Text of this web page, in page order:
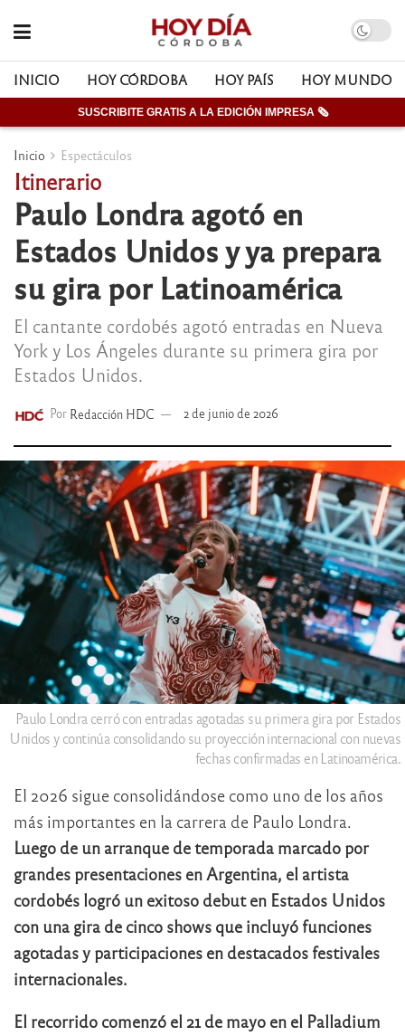
INICIO HOY CÓRDOBA HOY PAÍS HOY MUNDO
SUSCRIBITE GRATIS A LA EDICIÓN IMPRESA 🗞
Inicio Espectáculos
Itinerario
Paulo Londra agotó en
Estados Unidos y ya prepara
su gira por Latinoamérica
El cantante cordobés agotó entradas en Nueva
York y Los Ángeles durante su primera gira por
Estados Unidos.
Por Redacción HDC 2 de junio de 2026
Paulo Londra cerró con entradas agotadas su primera gira por Estados
Unidos y continúa consolidando su proyección internacional con nuevas
fechas confirmadas en Latinoamérica.
El 2026 sigue consolidándose como uno de los años
más importantes en la carrera de Paulo Londra.
Luego de un arranque de temporada marcado por
grandes presentaciones en Argentina, el artista
cordobés logró un exitoso debut en Estados Unidos
con una gira de cinco shows que incluyó funciones
agotadas y participaciones en destacados festivales
internacionales.
El recorrido comenzó el 21 de mayo en el Palladium